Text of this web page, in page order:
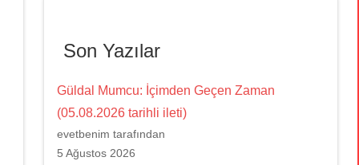
Son Yazılar
Güldal Mumcu: İçimden Geçen Zaman
(05.08.2026 tarihli ileti)
evetbenim tarafından
5 Ağustos 2026